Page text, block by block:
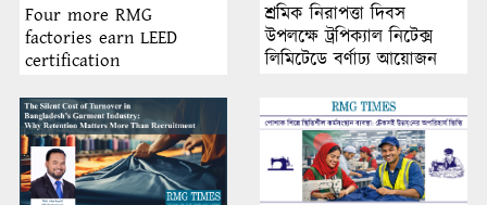
Four more RMG
factories earn LEED
certification
শ্রমিক নিরাপত্তা দিবস
উপলক্ষে ট্রপিক্যাল নিটেক্স
লিমিটেডে বর্ণাঢ্য আয়োজন